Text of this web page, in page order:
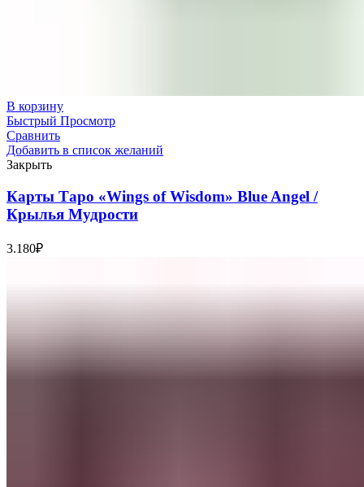
В корзину
Быстрый Просмотр
Сравнить
Добавить в список желаний
Закрыть
Карты Таро «Wings of Wisdom» Blue Angel /
Крылья Мудрости
3.180₽